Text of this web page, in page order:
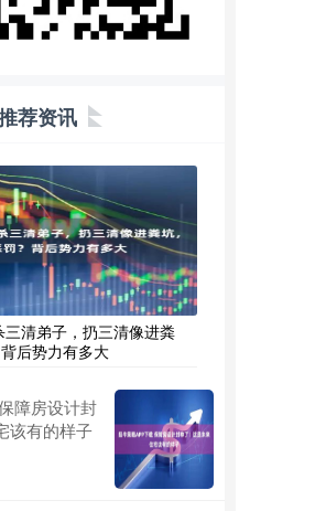
荐资讯
清弟子，扔三清像进粪
后势力有多大
障房设计封
该有的样子